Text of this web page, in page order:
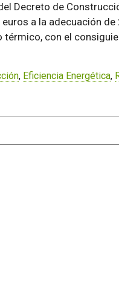
Decreto de
a la adecuación de
con el
, Eficiencia Energética,